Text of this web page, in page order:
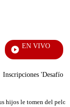
EN VIVO
Inscripciones 'Desafío'
hijos le tomen del pelo